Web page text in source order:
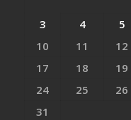
3
4 5
10
11 12
17
18 19
24
25 26
31